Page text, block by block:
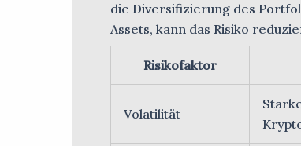
die Diversifizierung des
Assets, kann das Risiko
Risikofaktor
Volatilität